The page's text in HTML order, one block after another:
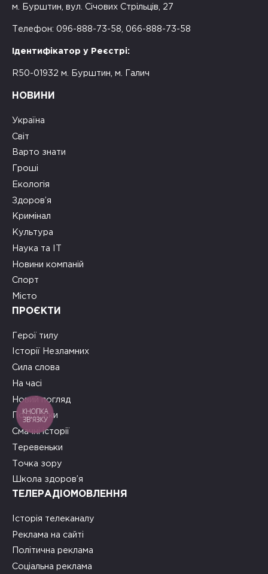
м. Бурштин, вул. Січових Стрільців, 27
Телефон: 096-888-73-58, 066-888-73-58
Ідентифікатор у Реєстрі:
R50-01932 м. Бурштин, м. Галич
НОВИНИ
Україна
Світ
Варто знати
Гроші
Екологія
Здоров’я
Кримінал
Культура
Наука та ІТ
Новини компаній
Спорт
Місто
ПРОЄКТИ
Герої тилу
Історії Незламних
Сила слова
На часі
Новий погляд
Подружки
Смачні історії
Теревеньки
Точка зору
Школа здоров’я
ТЕЛЕРАДІОМОВЛЕННЯ
Історія телеканалу
Реклама на сайті
Політична реклама
Соціальна реклама
КНОПКА
ЗВ'ЯЗКУ